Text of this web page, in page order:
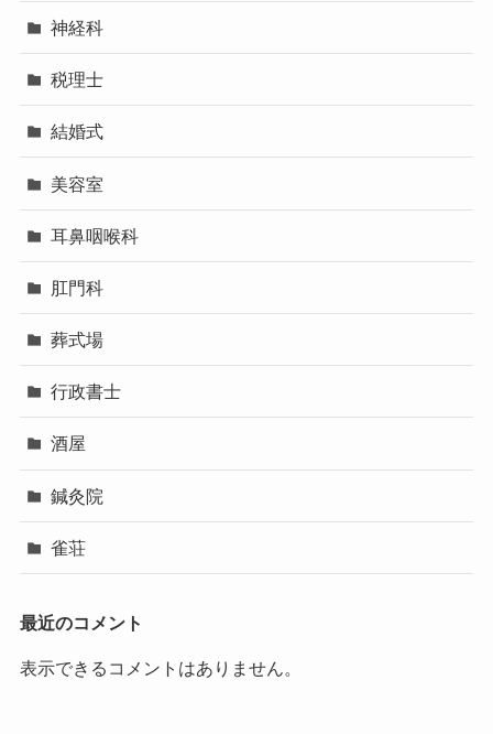
神経科
税理士
結婚式
美容室
耳鼻咽喉科
肛門科
葬式場
行政書士
酒屋
鍼灸院
雀荘
最近のコメント
表示できるコメントはありません。